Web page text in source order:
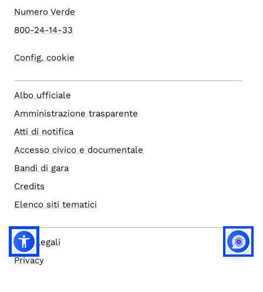
Numero Verde
800-24-14-33
Config. cookie
Albo ufficiale
Amministrazione trasparente
Atti di notifica
Accesso civico e documentale
Bandi di gara
Credits
Elenco siti tematici
Note legali
Privacy